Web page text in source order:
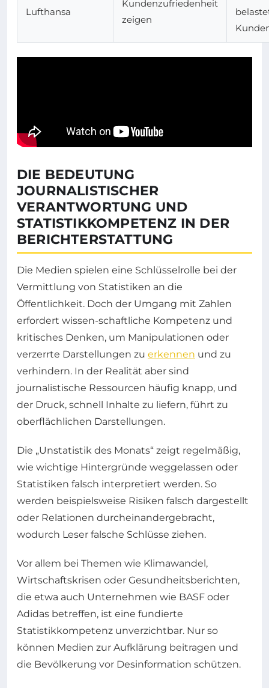
Lufthansa
Kundenzufriedenheit
zeigen
DIE BEDEUTUNG
JOURNALISTISCHER
VERANTWORTUNG UND
STATISTIKKOMPETENZ IN DER
BERICHTERSTATTUNG
Die Medien spielen eine Schlüsselrolle bei der
Vermittlung von Statistiken an die
Öffentlichkeit. Doch der Umgang mit Zahlen
erfordert wissen-schaftliche Kompetenz und
kritisches Denken, um Manipulationen oder
verzerrte Darstellungen zu erkennen und zu
verhindern. In der Realität aber sind
journalistische Ressourcen häufig knapp, und
der Druck, schnell Inhalte zu liefern, führt zu
oberflächlichen Darstellungen.
Die „Unstatistik des Monats“ zeigt regelmäßig,
wie wichtige Hintergründe weggelassen oder
Statistiken falsch interpretiert werden. So
werden beispielsweise Risiken falsch dargestellt
oder Relationen durcheinandergebracht,
wodurch Leser falsche Schlüsse ziehen.
Vor allem bei Themen wie Klimawandel,
Wirtschaftskrisen oder Gesundheitsberichten,
die etwa auch Unternehmen wie BASF oder
Adidas betreffen, ist eine fundierte
Statistikkompetenz unverzichtbar. Nur so
können Medien zur Aufklärung beitragen und
die Bevölkerung vor Desinformation schützen.